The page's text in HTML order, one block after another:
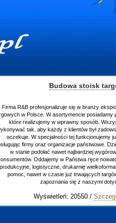
stoisk targowych
się w branży ekspozycyjnej oraz budowie
posiadamy przyrządzenie stoisk
sposób. Wszystkie zlecenia staramy
z klientów był zadowolony, oraz otrzymywał
tej funkcjonujemy już od 15 lat z
państwowe. Dzięki ogromnej wprawie,
najbardziej wygórowanym żądaniom
w Państwa ręce nowatorskich projektantów,
drukarnię wielkoformatową oraz wszelką
już trwających targów. Zapraszamy również
się z naszymi dotychczasowym
Szczegóły wpisu